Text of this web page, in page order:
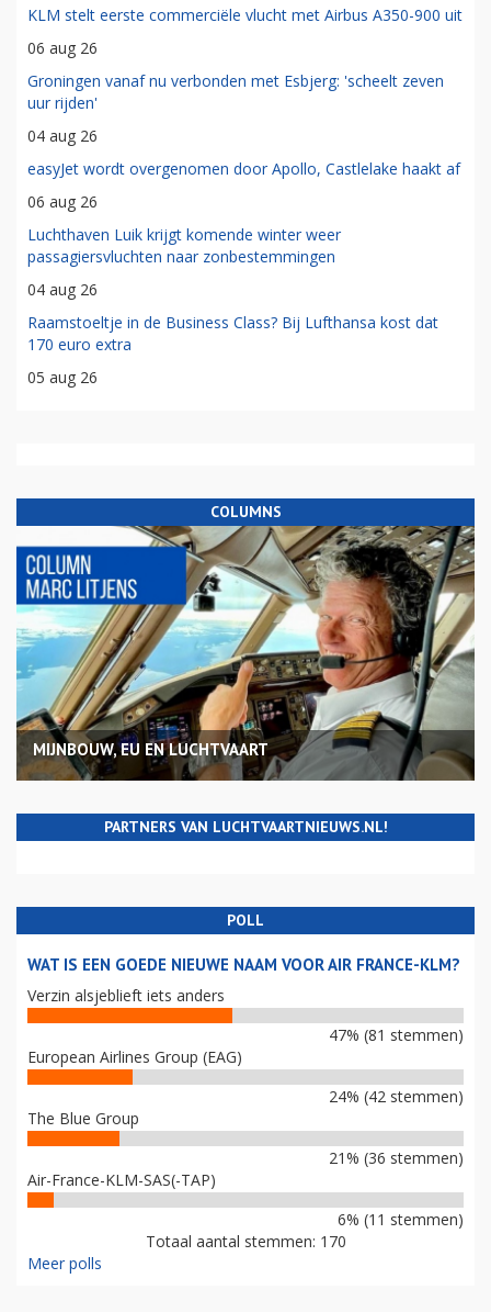
KLM stelt eerste commerciële vlucht met Airbus A350-900 uit
06 aug 26
Groningen vanaf nu verbonden met Esbjerg: 'scheelt zeven
uur rijden'
04 aug 26
easyJet wordt overgenomen door Apollo, Castlelake haakt af
06 aug 26
Luchthaven Luik krijgt komende winter weer
passagiersvluchten naar zonbestemmingen
04 aug 26
Raamstoeltje in de Business Class? Bij Lufthansa kost dat
170 euro extra
05 aug 26
COLUMNS
MIJNBOUW, EU EN LUCHTVAART
PARTNERS VAN LUCHTVAARTNIEUWS.NL!
POLL
WAT IS EEN GOEDE NIEUWE NAAM VOOR AIR FRANCE-KLM?
Verzin alsjeblieft iets anders
47% (81 stemmen)
European Airlines Group (EAG)
24% (42 stemmen)
The Blue Group
21% (36 stemmen)
Air-France-KLM-SAS(-TAP)
6% (11 stemmen)
Totaal aantal stemmen: 170
Meer polls